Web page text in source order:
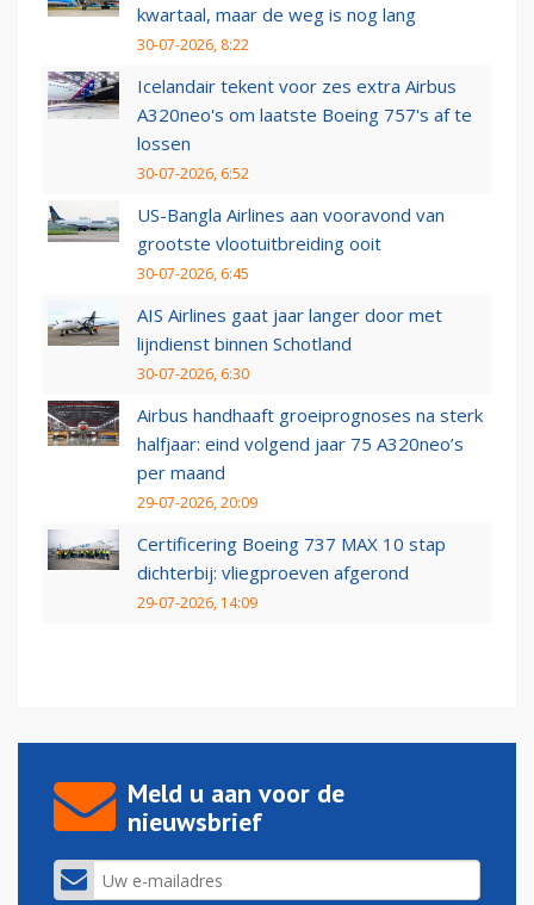
kwartaal, maar de weg is nog lang
30-07-2026, 8:22
Icelandair tekent voor zes extra Airbus
A320neo's om laatste Boeing 757's af te
lossen
30-07-2026, 6:52
US-Bangla Airlines aan vooravond van
grootste vlootuitbreiding ooit
30-07-2026, 6:45
AIS Airlines gaat jaar langer door met
lijndienst binnen Schotland
30-07-2026, 6:30
Airbus handhaaft groeiprognoses na sterk
halfjaar: eind volgend jaar 75 A320neo’s
per maand
29-07-2026, 20:09
Certificering Boeing 737 MAX 10 stap
dichterbij: vliegproeven afgerond
29-07-2026, 14:09
Meld u aan voor de
nieuwsbrief